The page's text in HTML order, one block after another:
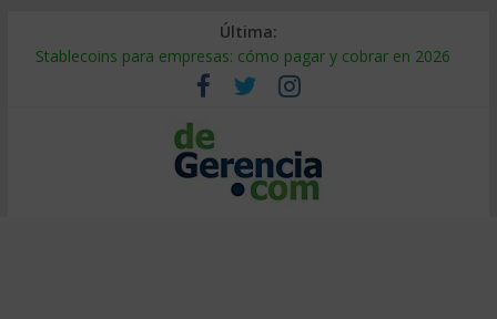
Última:
Stablecoins para empresas: cómo pagar y cobrar en 2026
Despido silencioso: qué es y por qué sale tan caro
IA en selección de personal: cómo auditarla a tiempo
Trabajo forzoso en la cadena de suministro: qué hacer
Mercado hispano de EE. UU.: cómo segmentarlo y venderle